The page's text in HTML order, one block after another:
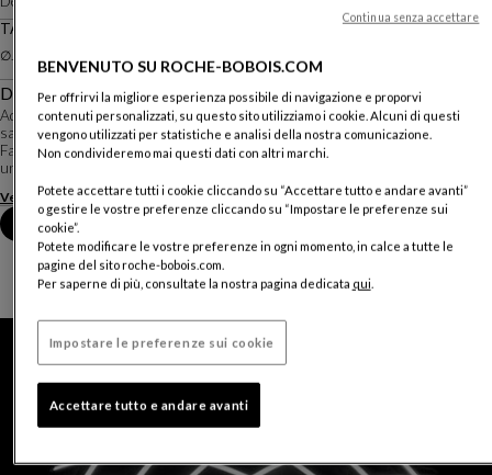
TAVOLO DA PRANZO TONDO
∅. 158 Cm
Descrizione
Aqua è un capolavoro discreto: la purezza della sua forma nasconde i tesori del
savoir-faire che viene impiegato per materializzare la folle sfida del designer
Fabrice Berrux, quella di creare una base di marmo nella forma dinamica di
una goccia di l...
Vedere di più Scaricare la scheda tecnica
BENVENUTO SU ROCHE-BOBOIS.COM
Per offrirvi la migliore esperienza possibile di navigazione e proporvi
contenuti personalizzati, su questo sito utilizziamo i cookie. Alcuni di questi
vengono utilizzati per statistiche e analisi della nostra comunicazione.
Non condivideremo mai questi dati con altri marchi.
Potete accettare tutti i cookie cliccando su “Accettare tutto e andare avanti”
o gestire le vostre preferenze cliccando su “Impostare le preferenze sui
cookie”.
Potete modificare le vostre preferenze in ogni momento, in calce a tutte le
pagine del sito roche-bobois.com.
Per saperne di più, consultate la nostra pagina dedicata qui.
Impostare le preferenze sui cookie
Accettare tutto e andare avanti
Continua senza accettare